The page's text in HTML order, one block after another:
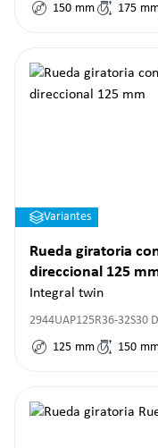
150 mm 175
Variantes
Rueda giratoria
direccional 125
Integral twin
2944UAP125R36-32S30
125 mm 150